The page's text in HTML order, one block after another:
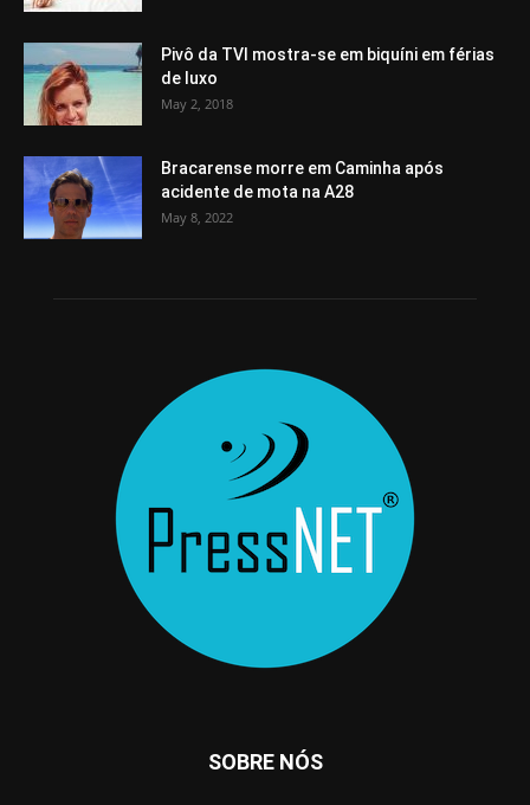
Pivô da TVI mostra-se em biquíni em férias
de luxo
May 2, 2018
Bracarense morre em Caminha após
acidente de mota na A28
May 8, 2022
SOBRE NÓS